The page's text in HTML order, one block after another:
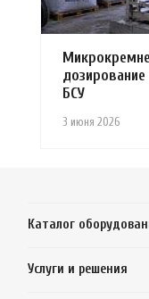
3 июня 2026
дозирование
БСУ
Каталог
Услуги и решения